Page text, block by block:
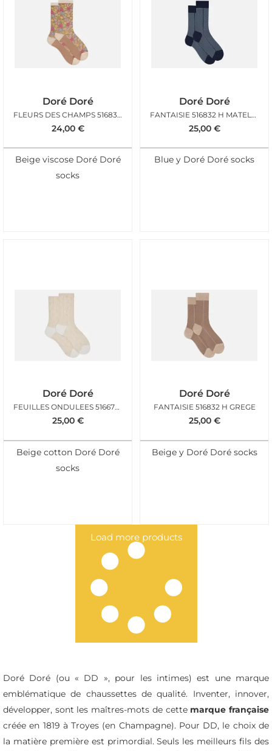
Doré Doré
FLEURS DES CHAMPS 516835 F VANILLE
24,00 €
Beige viscose Doré Doré
socks
Doré Doré
FANTAISIE 516832 H MATELOT
25,00 €
Blue y Doré Doré socks
Doré Doré
FEUILLES ONDULEES 516676 F ECRU
25,00 €
Beige cotton Doré Doré
socks
Doré Doré
FANTAISIE 516832 H GREGE
25,00 €
Beige y Doré Doré socks
Load more products
Doré Doré (ou « DD », pour les intimes) est une marque
emblématique de chaussettes de qualité. Inventer, innover,
développer, sont les maîtres-mots de cette marque française
créée en 1819 à Troyes (en Champagne). Pour DD, le choix de
la matière première est primordial. Seuls les meilleurs fils des